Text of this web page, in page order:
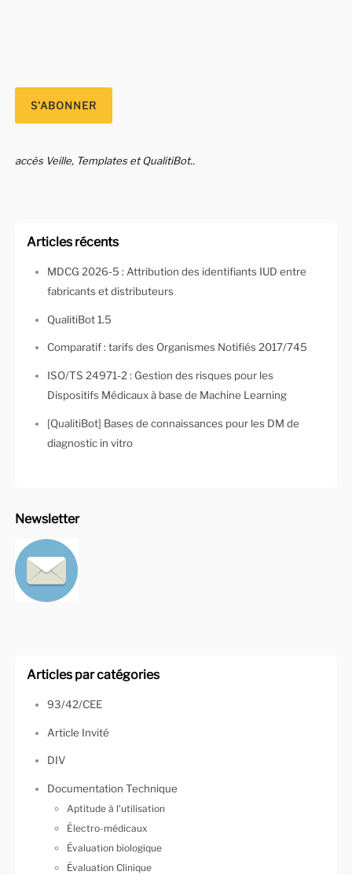
accès Veille, Templates et QualitiBot..
Articles récents
MDCG 2026-5 : Attribution des identifiants IUD entre
fabricants et distributeurs
QualitiBot 1.5
Comparatif : tarifs des Organismes Notifiés 2017/745
ISO/TS 24971-2 : Gestion des risques pour les
Dispositifs Médicaux à base de Machine Learning
[QualitiBot] Bases de connaissances pour les DM de
diagnostic in vitro
Newsletter
Articles par catégories
93/42/CEE
Article Invité
DIV
Documentation Technique
Aptitude à l'utilisation
Électro-médicaux
Évaluation biologique
Évaluation Clinique